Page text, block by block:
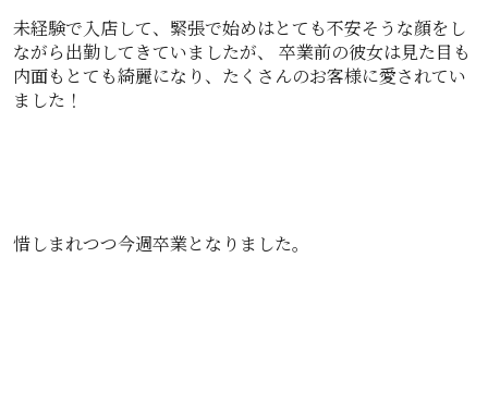
未経験で入店して、緊張で始めはとても不安そうな顔をし
ながら出勤してきていましたが、 卒業前の彼女は見た目も
内面もとても綺麗になり、たくさんのお客様に愛されてい
ました！
惜しまれつつ今週卒業となりました。